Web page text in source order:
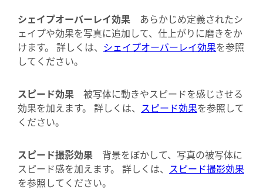
シェイプオーバーレイ効果
あらかじめ定義されたシ
ェイプや効果を写真に追加して、仕上がりに磨きをか
けます。 詳しくは、 シェイプオーバーレイ効果を参照
してください。
スピード効果
被写体に動きやスピードを感じさせる
効果を加えます。 詳しくは、
スピード効果を参照して
ください。
スピード撮影効果
背景をぼかして、写真の被写体に
スピード感を加えます。 詳しくは、
スピード撮影効果
を参照してください。